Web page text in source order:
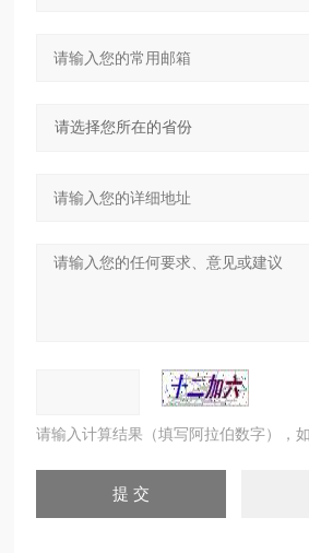
请输入计算结果（填写阿拉伯数字），